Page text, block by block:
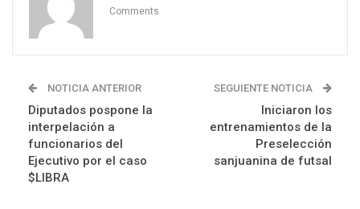
Comments
NOTICIA ANTERIOR
Diputados pospone la
interpelación a
funcionarios del
Ejecutivo por el caso
$LIBRA
SEGUIENTE NOTICIA
Iniciaron los
entrenamientos de la
Preselección
sanjuanina de futsal